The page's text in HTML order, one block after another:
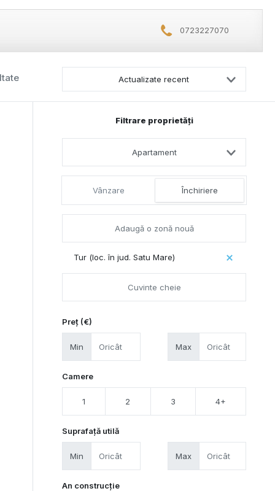
0723227070
Actualizate recent
Filtrare proprietăți
Apartament
Vânzare Închiriere
Tur (loc. în jud. Satu Mare)
Preț (€)
Min Max
Camere
1 2 3 4+
Suprafață utilă
Min Max
An construcție